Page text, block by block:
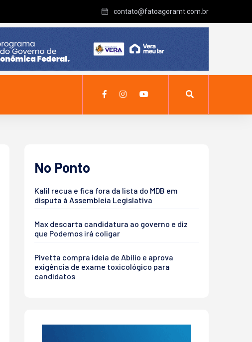
contato@fatoagoramt.com.br
No Ponto
Kalil recua e fica fora da lista do MDB em
disputa à Assembleia Legislativa
Max descarta candidatura ao governo e diz
que Podemos irá coligar
Pivetta compra ideia de Abilio e aprova
exigência de exame toxicológico para
candidatos